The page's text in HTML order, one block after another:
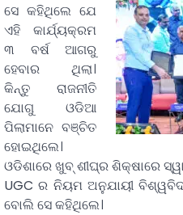
ସେ କହିଥିଲେ ଯେ
ଏହି କାର୍ଯ୍ୟକ୍ରମ
୩ ବର୍ଷ ଆଗରୁ
ହେବାର ଥିଲା।
କିନ୍ତୁ ରାଜନୀତି
ଯୋଗୁ ଓଡିଆ
ପିଲାମାନେ ବଞ୍ଚିତ
ହୋଇଥିଲେ।
ଓଡିଶାରେ ଖୁବ୍‌ ଶୀଘ୍ର ଶିକ୍ଷାରେ
UGC ର ନିୟମ ଅନୁଯାୟୀ
ବୋଲି ସେ କହିଥିଲେ।